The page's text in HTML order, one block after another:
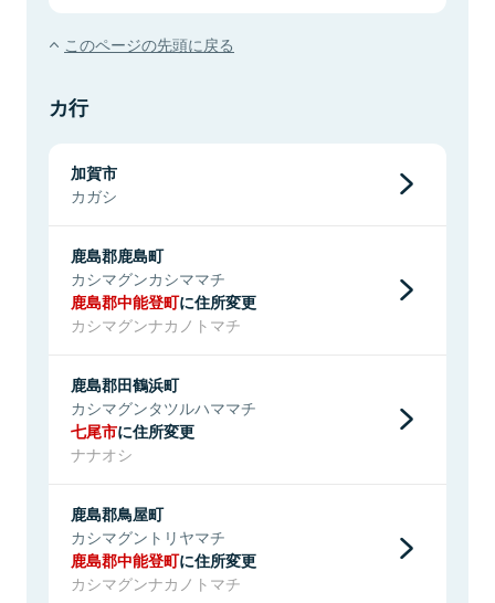
このページの先頭に戻る
カ行
加賀市
カガシ
鹿島郡鹿島町
カシマグンカシママチ
鹿島郡中能登町に住所変更
カシマグンナカノトマチ
鹿島郡田鶴浜町
カシマグンタツルハママチ
七尾市に住所変更
ナナオシ
鹿島郡鳥屋町
カシマグントリヤマチ
鹿島郡中能登町に住所変更
カシマグンナカノトマチ